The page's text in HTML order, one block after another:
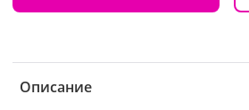
Описание